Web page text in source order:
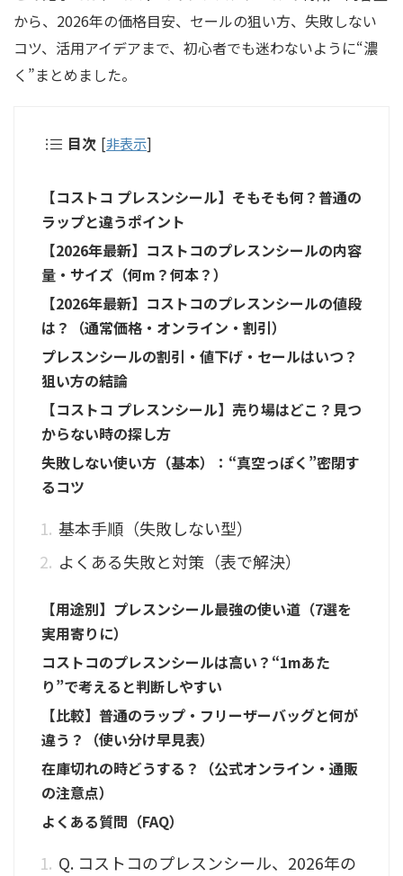
から、2026年の価格目安、セールの狙い方、失敗しない
コツ、活用アイデアまで、初心者でも迷わないように“濃
く”まとめました。
目次 [非表示]
【コストコ プレスンシール】そもそも何？普通の
ラップと違うポイント
【2026年最新】コストコのプレスンシールの内容
量・サイズ（何m？何本？）
【2026年最新】コストコのプレスンシールの値段
は？（通常価格・オンライン・割引）
プレスンシールの割引・値下げ・セールはいつ？
狙い方の結論
【コストコ プレスンシール】売り場はどこ？見つ
からない時の探し方
失敗しない使い方（基本）：“真空っぽく”密閉す
るコツ
基本手順（失敗しない型）
よくある失敗と対策（表で解決）
【用途別】プレスンシール最強の使い道（7選を
実用寄りに）
コストコのプレスンシールは高い？“1mあた
り”で考えると判断しやすい
【比較】普通のラップ・フリーザーバッグと何が
違う？（使い分け早見表）
在庫切れの時どうする？（公式オンライン・通販
の注意点）
よくある質問（FAQ）
Q. コストコのプレスンシール、2026年の